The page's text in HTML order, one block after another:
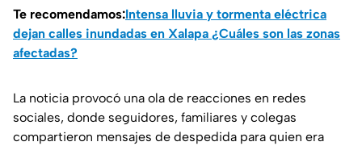
Te recomendamos:Intensa lluvia y tormenta eléctrica
dejan calles inundadas en Xalapa ¿Cuáles son las zonas
afectadas?
La noticia provocó una ola de reacciones en redes
sociales, donde seguidores, familiares y colegas
compartieron mensajes de despedida para quien era